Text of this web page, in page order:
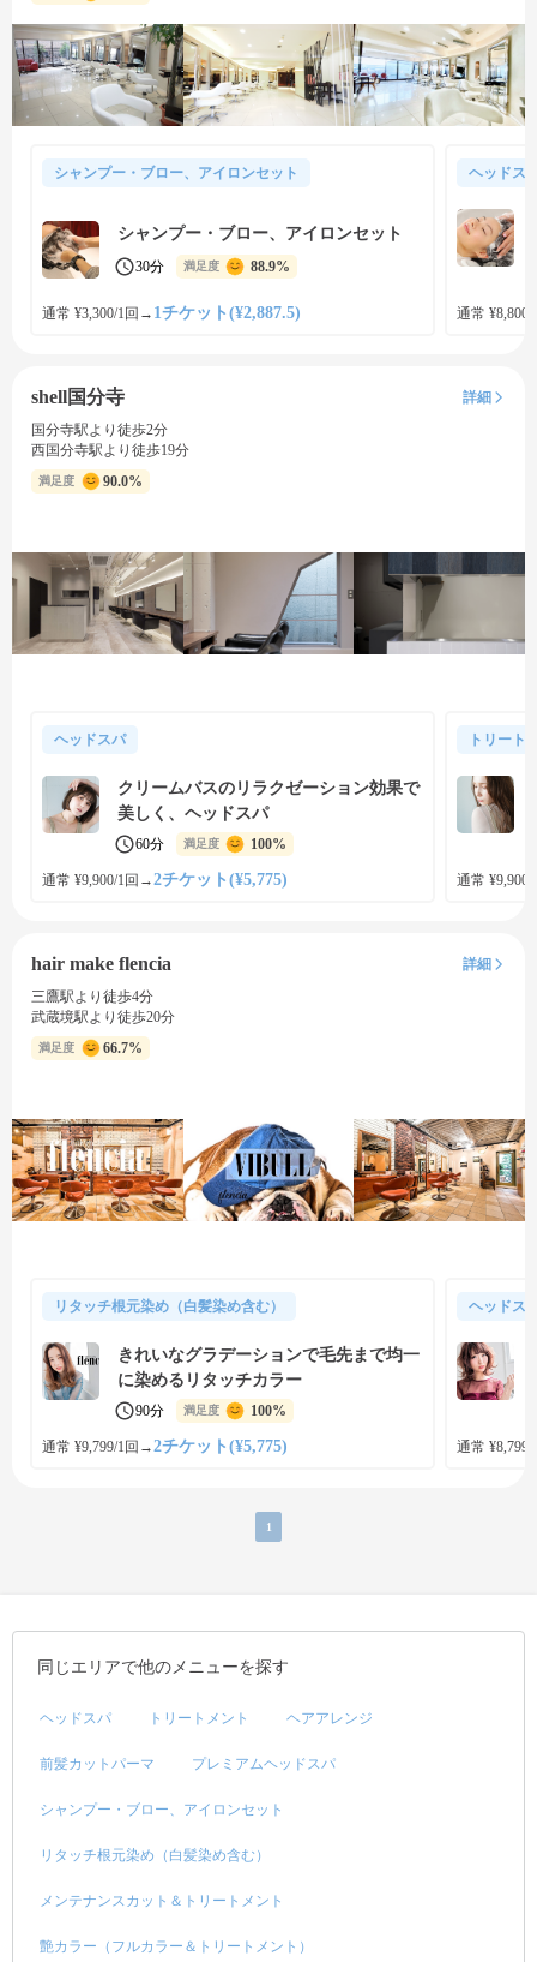
シャンプー・ブロー、アイロンセット
シャンプー・ブロー、アイロンセット
30分 満足度 88.9%
通常 ¥3,300/1回 → 1チケット(¥2,887.5)
ヘッドス
通常 ¥8,800/
shell国分寺
詳細
国分寺駅より徒歩2分
西国分寺駅より徒歩19分
満足度 90.0%
ヘッドスパ
クリームバスのリラクゼーション効果で
美しく、ヘッドスパ
60分 満足度 100%
通常 ¥9,900/1回 →2チケット(¥5,775)
トリート
通常 ¥9,900/
hair make flencia
詳細
三鷹駅より徒歩4分
武蔵境駅より徒歩20分
満足度 66.7%
リタッチ根元染め（白髪染め含む）
きれいなグラデーションで毛先まで均一
に染めるリタッチカラー
90分 満足度 100%
通常 ¥9,799/1回 →2チケット(¥5,775)
ヘッドス
通常 ¥8,799/
1
同じエリアで他のメニューを探す
ヘッドスパ トリートメント ヘアアレンジ
前髪カットパーマ プレミアムヘッドスパ
シャンプー・ブロー、アイロンセット
リタッチ根元染め（白髪染め含む）
メンテナンスカット＆トリートメント
艶カラー（フルカラー＆トリートメント）